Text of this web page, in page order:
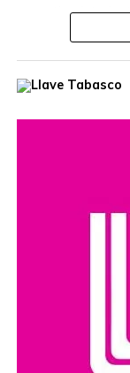
operativo
de la Defensa
Unidos, que